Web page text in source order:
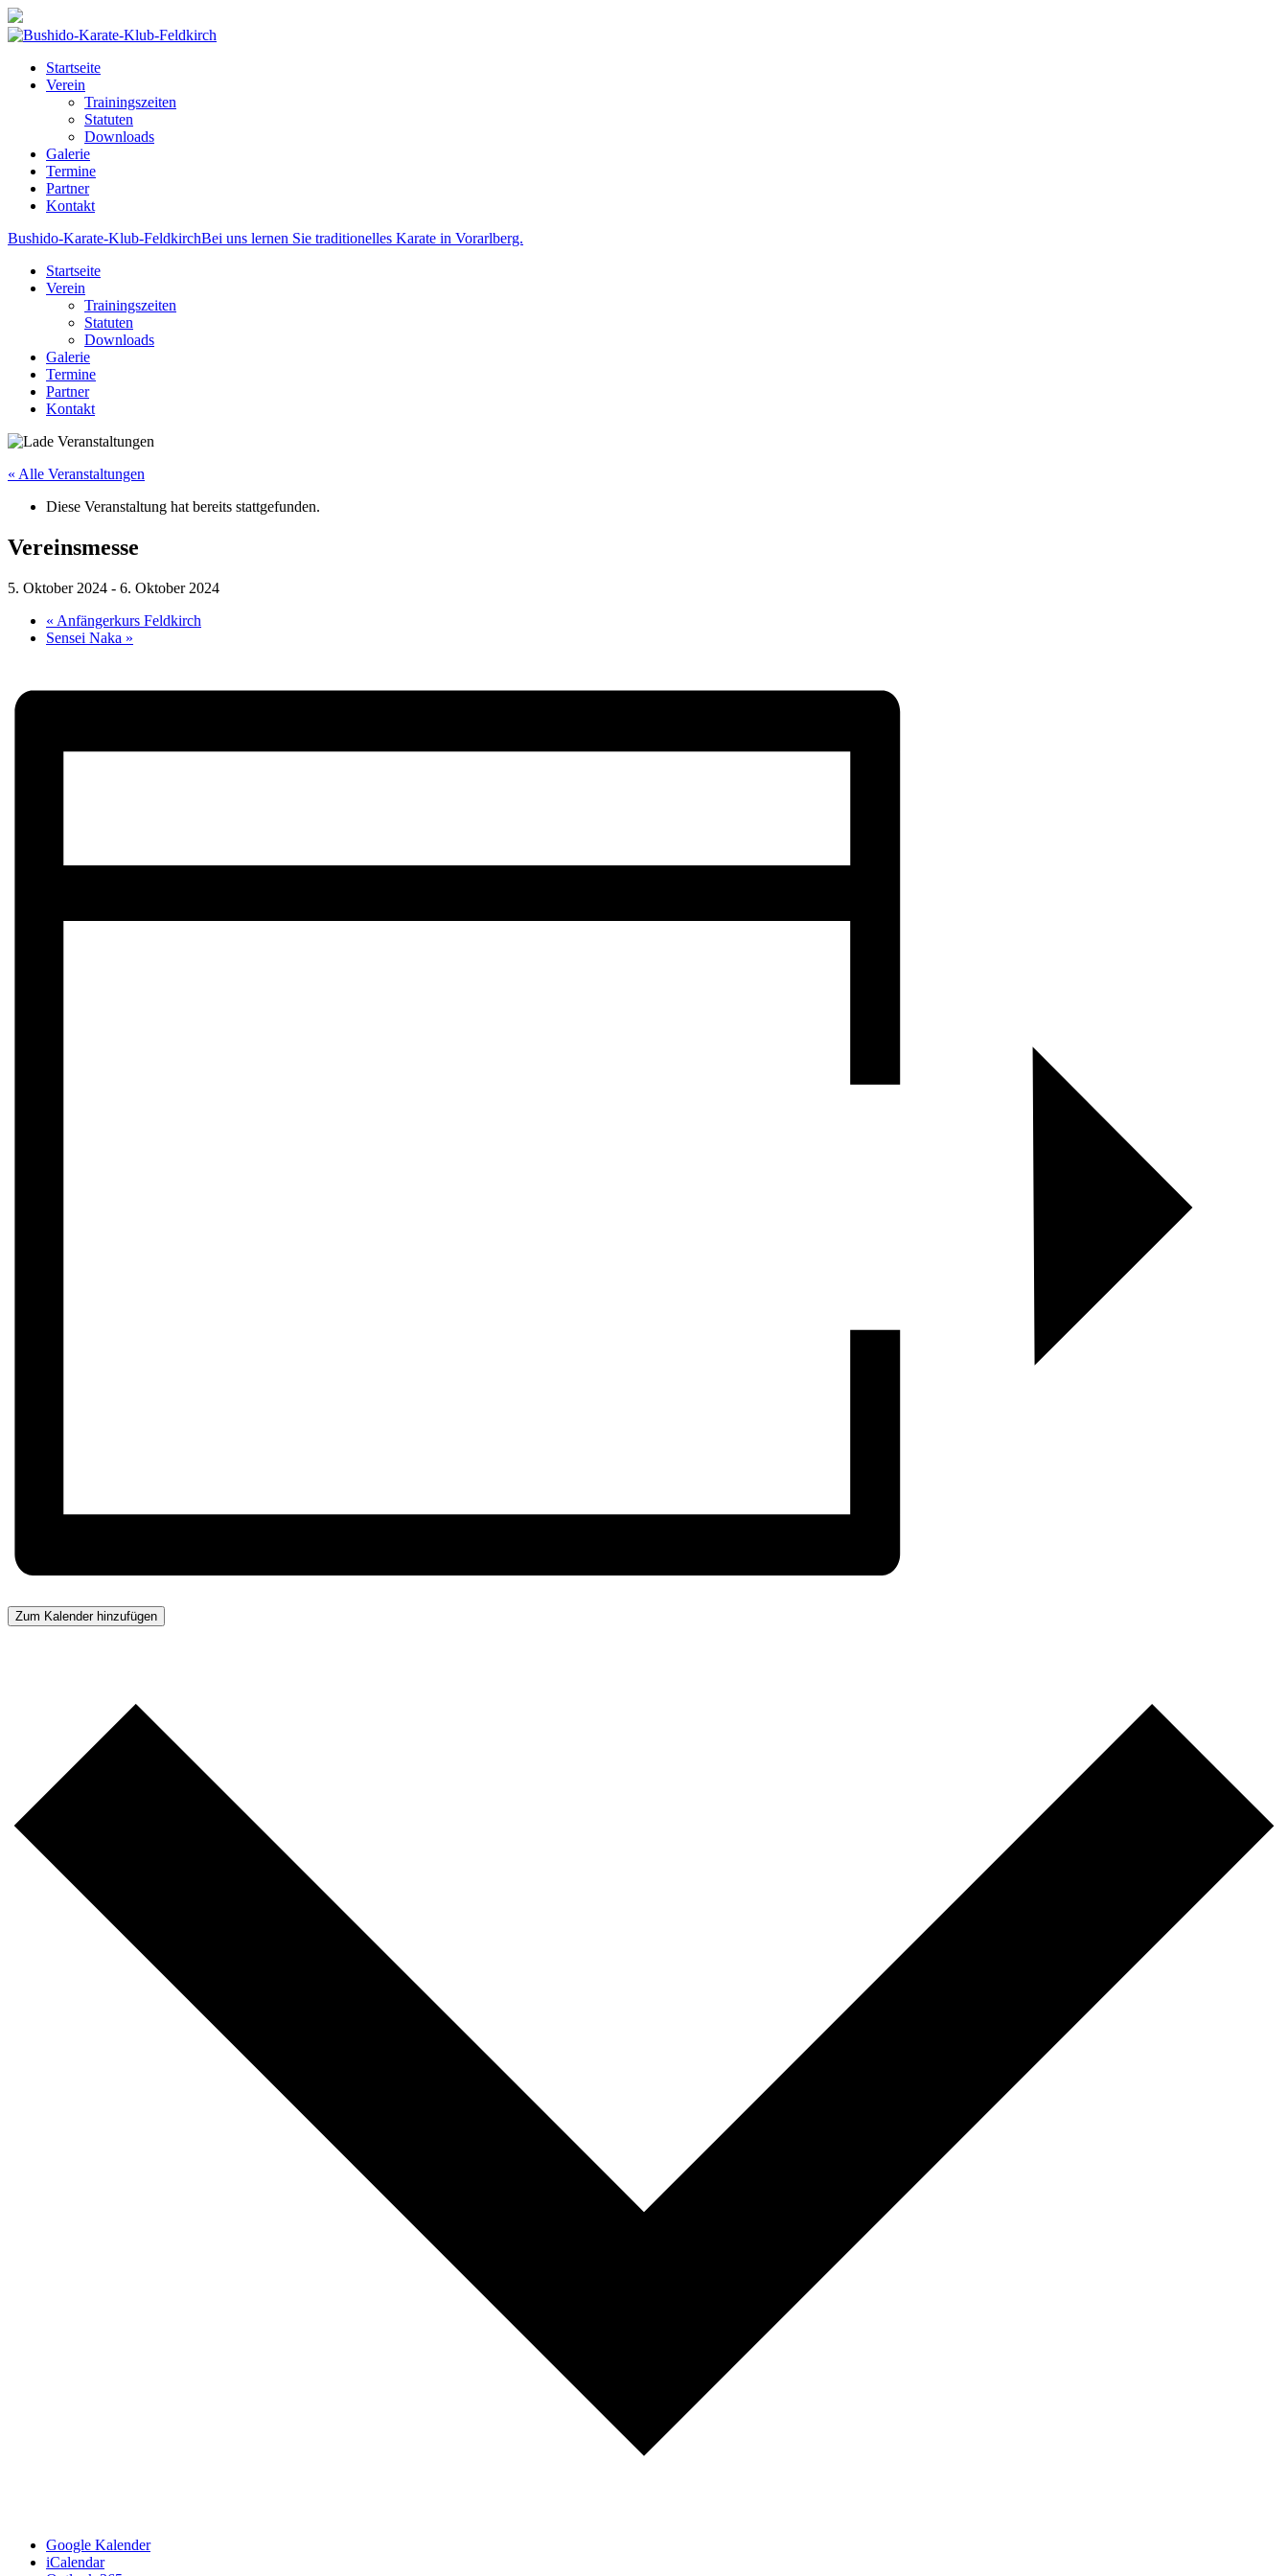
Startseite
Verein
Trainingszeiten
Statuten
Downloads
Galerie
Termine
Partner
Kontakt
Bushido-Karate-Klub-FeldkirchBei uns lernen Sie traditionelles Karate in Vorarlberg.
Startseite
Verein
Trainingszeiten
Statuten
Downloads
Galerie
Termine
Partner
Kontakt
« Alle Veranstaltungen
Diese Veranstaltung hat bereits stattgefunden.
Vereinsmesse
5. Oktober 2024 - 6. Oktober 2024
« Anfängerkurs Feldkirch
Sensei Naka »
Zum Kalender hinzufügen
Google Kalender
iCalendar